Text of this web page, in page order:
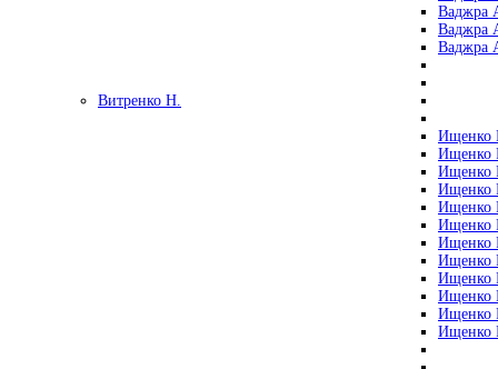
Ваджра
Ваджра
Ваджра
Витренко Н.
Ищенко
Ищенко
Ищенко
Ищенко
Ищенко
Ищенко
Ищенко
Ищенко
Ищенко
Ищенко
Ищенко
Ищенко